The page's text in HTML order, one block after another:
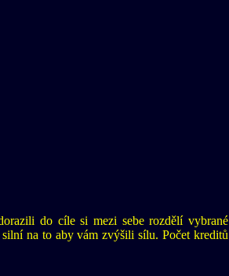
do cíle si mezi sebe rozdělí vybrané
na to aby vám zvýšili sílu. Počet kreditů